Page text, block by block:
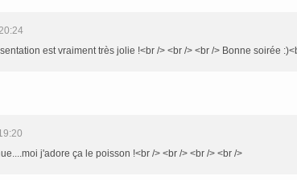
est vraiment très jolie !<br /> <br /> <br /> Bonne soirée
j'adore ça le poisson !<br /> <br /> <br /> <br />